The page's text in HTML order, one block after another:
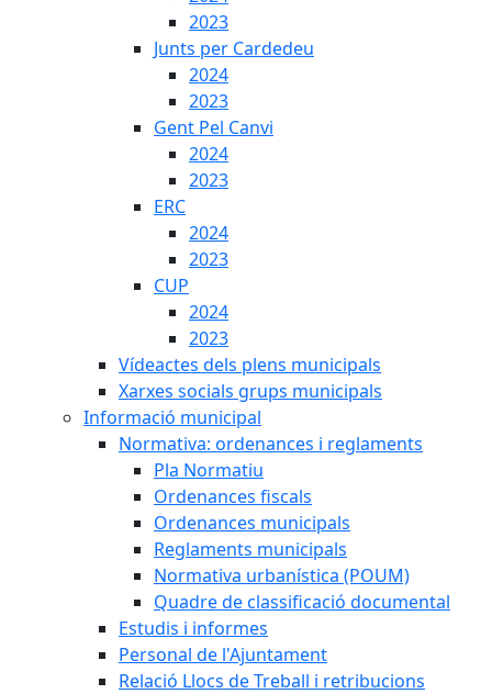
2023
Junts per Cardedeu
2024
2023
Gent Pel Canvi
2024
2023
ERC
2024
2023
CUP
2024
2023
Vídeactes dels plens municipals
Xarxes socials grups municipals
Informació municipal
Normativa: ordenances i reglaments
Pla Normatiu
Ordenances fiscals
Ordenances municipals
Reglaments municipals
Normativa urbanística (POUM)
Quadre de classificació documental
Estudis i informes
Personal de l'Ajuntament
Relació Llocs de Treball i retribucions